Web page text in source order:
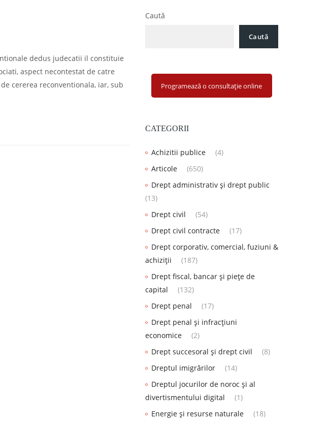
dedus judecatii il constituie
aspect necontestat de catre
cererea reconventionala, iar, sub
Caută
Caută
Programează o consultație online
CATEGORII
Achizitii publice
(4)
Articole
(650)
Drept administrativ și drept public
(13)
Drept civil
(54)
Drept civil contracte
(17)
Drept corporativ, comercial, fuziuni &
achiziții
(187)
Drept fiscal, bancar și piețe de
capital
(132)
Drept penal
(17)
Drept penal și infracțiuni
economice
(2)
Drept succesoral și drept civil
(8)
Dreptul imigrărilor
(14)
Dreptul jocurilor de noroc și al
divertismentului digital
(1)
Energie și resurse naturale
(18)